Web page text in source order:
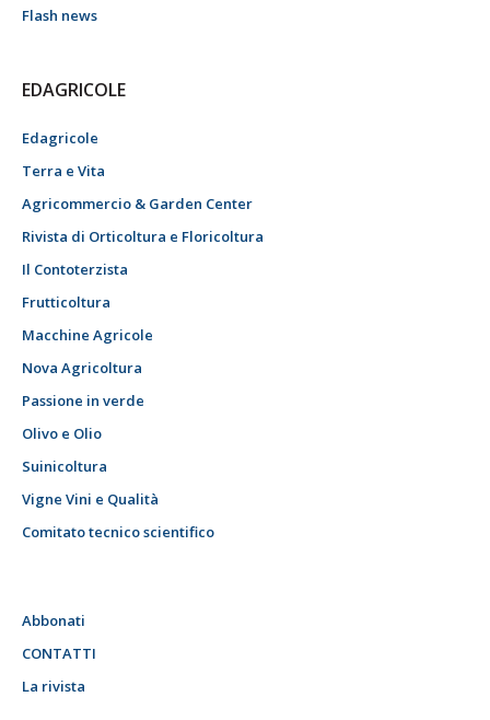
Flash news
EDAGRICOLE
Edagricole
Terra e Vita
Agricommercio & Garden Center
Rivista di Orticoltura e Floricoltura
Il Contoterzista
Frutticoltura
Macchine Agricole
Nova Agricoltura
Passione in verde
Olivo e Olio
Suinicoltura
Vigne Vini e Qualità
Comitato tecnico scientifico
Abbonati
CONTATTI
La rivista